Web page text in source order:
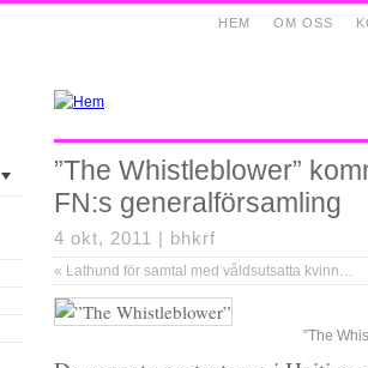
OM OSS
HEM
”The Whistleblower”
FN:s generalförsamling
4 okt, 2011 | bhkrf
« Lathund för samtal med våldsutsatta kvinnor utan permanent uppehållstillstånd
”The